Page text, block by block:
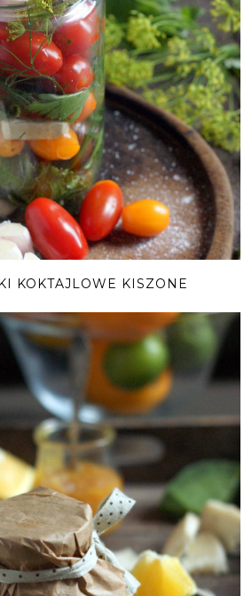
KOKTAJLOWE KISZONE